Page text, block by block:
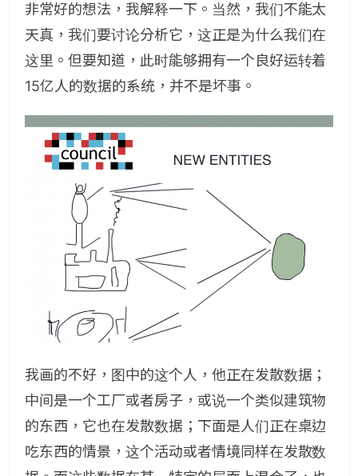
非常好的想法，我解释一下。当然，我们不能太
天真，我们要讨论分析它，这正是为什么我们在
这里。但要知道，此时能够拥有一个良好运转着
15亿人的数据的系统，并不是坏事。
我画的不好，图中的这个人，他正在发散数据；
中间是一个工厂或者房子，或说一个类似建筑物
的东西，它也在发散数据；下面是人们正在桌边
吃东西的情景，这个活动或者情境同样在发散数